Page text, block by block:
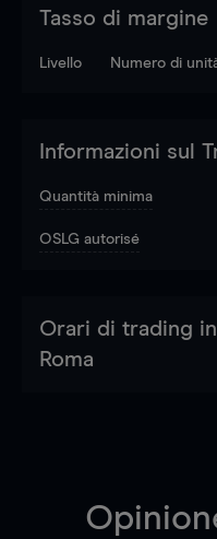
Tasso di margine
Livello Numero di
Informazioni sul
Quantità minima
OSLG autorisé
Orari di trading
Roma